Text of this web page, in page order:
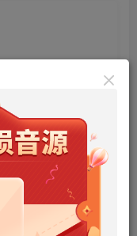
永久会员
买，可保存购买订单